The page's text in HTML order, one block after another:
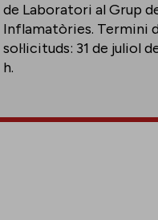
de Laboratori al Grup
Inflamatòries. Termini
sol·licituds: 31 de juliol
h.